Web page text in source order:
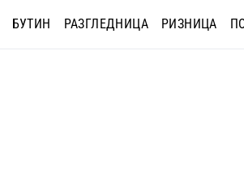
БУТИН РАЗГЛЕДНИЦА РИЗНИЦА